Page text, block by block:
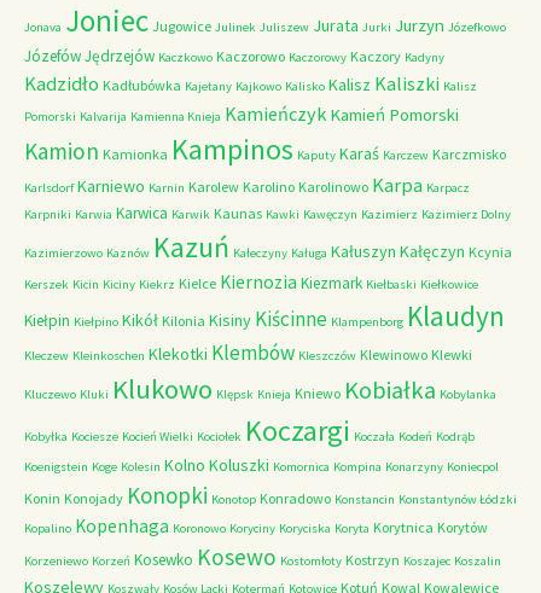
Jonava Joniec Jugowice Julinek Juliszew Jurata Jurki Jurzyn Józefkowo
JózefówJędrzejów Kaczkowo Kaczorowo Kaczorowy Kaczory Kadyny
Kadzidło Kadłubówka Kajetany Kajkowo Kalisko Kalisz Kaliszki Kalisz
Pomorski Kalvarija Kamienna Knieja Kamieńczyk Kamień Pomorski
Kamion Kamionka Kampinos Kaputy Karaś Karczew Karczmisko
Karlsdorf Karniewo Karnin Karolew Karolino Karolinowo Karpa Karpacz
Karpniki Karwia Karwica Karwik Kaunas Kawki Kawęczyn Kazimierz Kazimierz Dolny
Kazimierzowo Kaznów Kazuń Kałeczyny Kaługa Kałuszyn Kałęczyn Kcynia
Kerszek Kicin Kiciny Kiekrz Kielce Kiernozia Kiezmark Kiełbaski Kiełkowice
Kiełpin Kiełpino Kikół Kilonia Kisiny Kiścinne Klampenborg Klaudyn
Kleczew Kleinkoschen Klekotki Klembów Kleszczów Klewinowo Klewki
Kluczewo Kluki Klukowo Klępsk Knieja Kniewo Kobiałka Kobylanka
Kobyłka Kociesze Kocień Wielki Kociołek Koczargi Koczała Kodeń Kodrąb
Koenigstein Koge Kolesin Kolno Koluszki Komornica Kompina Konarzyny Koniecpol
Konin Konojady Konopki Konotop Konradowo Konstancin Konstantynów Łódzki
Kopalino Kopenhaga Koronowo Koryciny Koryciska Koryta Korytnica Korytów
Korzeniewo Korzeń Kosewko Kosewo Kostomłoty Kostrzyn Koszajec Koszalin
Koszelewy Koszwały Kosów Lacki Kotermań Kotowice Kotuń Kowal Kowalewice